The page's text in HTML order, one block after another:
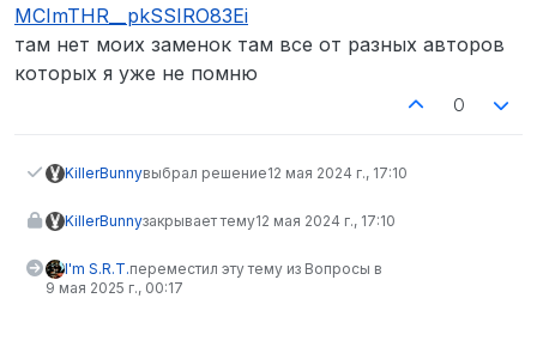
MCImTHR__pkSSIRO83Ei
там нет моих заменок там все от разных авторов
которых я уже не помню
0
KillerBunnyвыбрал решение12 мая 2024 г., 17:10
KillerBunnyзакрывает тему12 мая 2024 г., 17:10
I'm S.R.T.переместил эту тему из Вопросы в
9 мая 2025 г., 00:17